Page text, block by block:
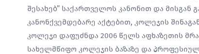
შესახებ” საქართველოს კანონით და მისგან
კანონქვემდებარე აქტებით, კოლეჯის
კოლეჯი დაფუძნდა 2006 წელს აფხაზეთის
სახელმწიფო კოლეჯის ბაზაზე და